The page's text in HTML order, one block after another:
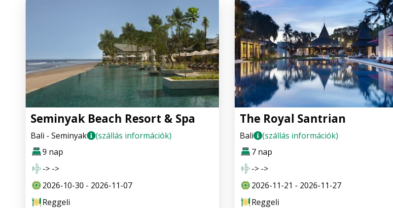
Seminyak Beach Resort & Spa
Bali - Seminyak
(szállás információk)
9 nap
-> ->
2026-10-30 - 2026-11-07
Reggeli
The Royal Santrian
Bali
(szállás információk)
7 nap
-> ->
2026-11-21 - 2026-11-27
Reggeli